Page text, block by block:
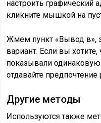
настроить графический
кликните мышкой на
Жмем пункт «Вывод в»,
вариант. Если вы
показывали одинаковую
отдавайте
Другие методы
Используются также